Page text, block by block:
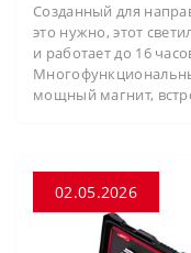
Созданный для
это нужно, этот
и работает до 16
мощный магнит,
02.05.2026